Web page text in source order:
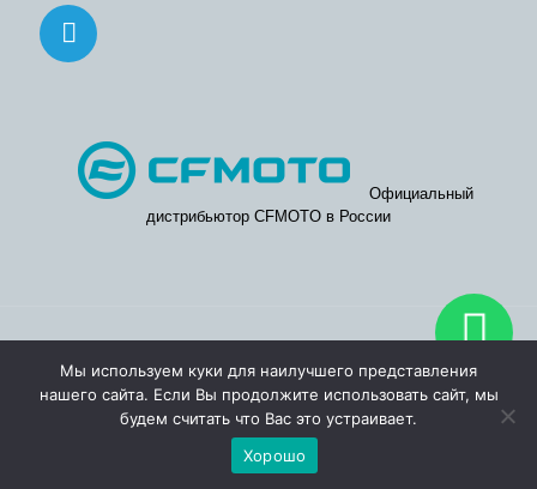
Официальный
дистрибьютор CFMOTO в России
и Московской области.
Мы используем куки для наилучшего представления
нашего сайта. Если Вы продолжите использовать сайт, мы
будем считать что Вас это устраивает.
Хорошо